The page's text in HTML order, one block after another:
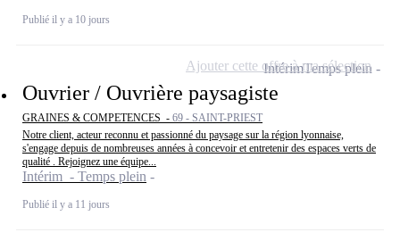
Publié il y a 10 jours
Ouvrier / Ouvrière paysagiste
GRAINES & COMPETENCES - 69 - SAINT-PRIEST
Notre client, acteur reconnu et passionné du paysage sur la région lyonnaise,
s'engage depuis de nombreuses années à concevoir et entretenir des espaces verts de
qualité . Rejoignez une équipe...
Intérim - Temps plein
Publié il y a 11 jours
IntérimTemps plein
Ajouter cette offre à ma sélection